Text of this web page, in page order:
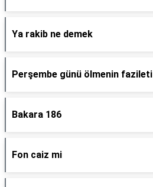
Ya rakib ne demek
Perşembe günü ölmenin fazileti
Bakara 186
Fon caiz mi